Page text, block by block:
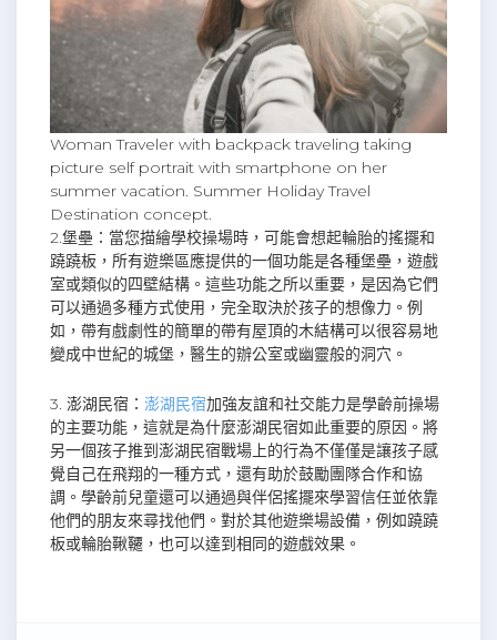
Woman Traveler with backpack traveling taking
picture self portrait with smartphone on her
summer vacation. Summer Holiday Travel
Destination concept.
2.堡壘：當您描繪學校操場時，可能會想起輪胎的搖擺和
蹺蹺板，所有遊樂區應提供的一個功能是各種堡壘，遊戲
室或類似的四壁結構。這些功能之所以重要，是因為它們
可以通過多種方式使用，完全取決於孩子的想像力。例
如，帶有戲劇性的簡單的帶有屋頂的木結構可以很容易地
變成中世紀的城堡，醫生的辦公室或幽靈般的洞穴。
3. 澎湖民宿： 澎湖民宿加強友誼和社交能力是學齡前操場
的主要功能，這就是為什麼澎湖民宿如此重要的原因。將
另一個孩子推到澎湖民宿戰場上的行為不僅僅是讓孩子感
覺自己在飛翔的一種方式，還有助於鼓勵團隊合作和協
調。學齡前兒童還可以通過與伴侶搖擺來學習信任並依靠
他們的朋友來尋找他們。對於其他遊樂場設備，例如蹺蹺
板或輪胎鞦韆，也可以達到相同的遊戲效果。